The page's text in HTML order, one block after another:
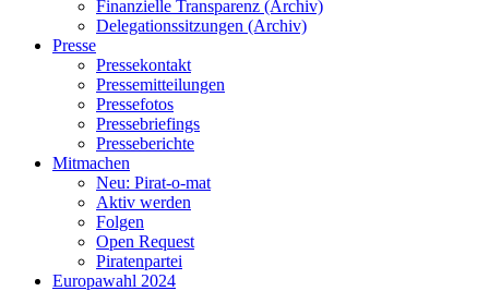
Finanzielle Transparenz (Archiv)
Delegationssitzungen (Archiv)
Presse
Pressekontakt
Pressemitteilungen
Pressefotos
Pressebriefings
Presseberichte
Mitmachen
Neu: Pirat-o-mat
Aktiv werden
Folgen
Open Request
Piratenpartei
Europawahl 2024